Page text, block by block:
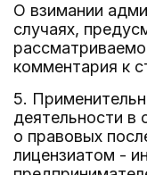
О взимании
случаях,
комментария к
5.
деятельности в
о правовых
лицензиатом -